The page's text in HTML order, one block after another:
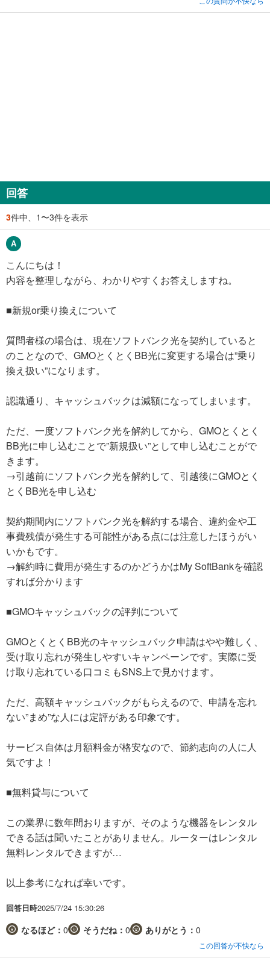
回答
3件中、1〜3件を表示
こんにちは！
内容を整理しながら、わかりやすくお答えしますね。
■新規or乗り換えについて
質問者様の場合は、現在ソフトバンク光を契約していると
のことなので、GMOとくとくBB光に変更する場合は”乗り
換え扱い”になります。
認識通り、キャッシュバックは減額になってしまいます。
ただ、一度ソフトバンク光を解約してから、GMOとくとく
BB光に申し込むことで”新規扱い”として申し込むことがで
きます。
→引越前にソフトバンク光を解約して、引越後にGMOとく
とくBB光を申し込む
契約期間内にソフトバンク光を解約する場合、違約金や工
事費残債が発生する可能性がある点には注意したほうがい
いかもです。
→解約時に費用が発生するのかどうかはMy SoftBankを確認
すれば分かります
■GMOキャッシュバックの評判について
GMOとくとくBB光のキャッシュバック申請はやや難しく、
受け取り忘れが発生しやすいキャンペーンです。実際に受
け取り忘れている口コミもSNS上で見かけます。
ただ、高額キャッシュバックがもらえるので、申請を忘れ
ない”まめ”な人には定評がある印象です。
サービス自体は月額料金が格安なので、節約志向の人に人
気ですよ！
■無料貸与について
この業界に数年間おりますが、そのような機器をレンタル
できる話は聞いたことがありません。ルーターはレンタル
無料レンタルできますが…
以上参考になれば幸いです。
回答日時2025/7/24 15:30:26
なるほど： 0 そうだね： 0 ありがとう： 0
この回答が不快なら